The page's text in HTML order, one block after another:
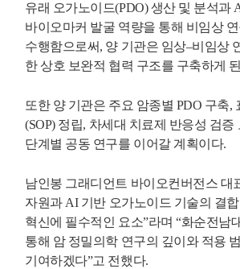
유래 오가노이드(PDO) 생산 및 분석과
바이오마커 발굴 역량을 통해 비임상
수행함으로써, 양 기관은 임상–비임상
한 상호 보완적 협력 구조를 구축하게
또한 양 기관은 주요 암종별 PDO 구축,
(SOP) 정립, 차세대 치료제 반응성 검증
단계별 공동 연구를 이어갈 계획이다.
남인봉 그래디언트 바이오컨버전스 대
자원과 AI 기반 오가노이드 기술의 결
혁신에 필수적인 요소”라며 “화순전남
통해 암 정밀의학 연구의 깊이와 적용
기여하겠다”고 전했다.